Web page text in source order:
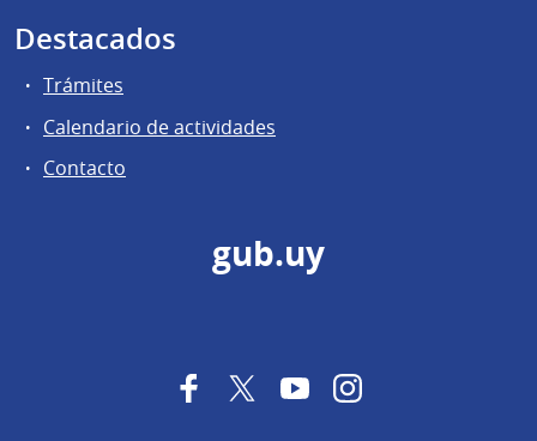
Destacados
Trámites
Calendario de actividades
Contacto
gub.uy
FacebookTwitterYouTubeInstagram